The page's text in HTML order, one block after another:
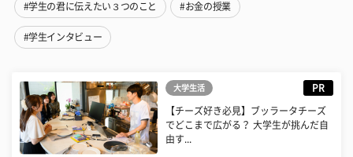
#学生の君に伝えたい３つのこと #お金の授業
#学生インタビュー
大学生活 PR
【チーズ好き必見】ブッラータチーズ
でどこまで広がる？ 大学生が挑んだ自
由す...